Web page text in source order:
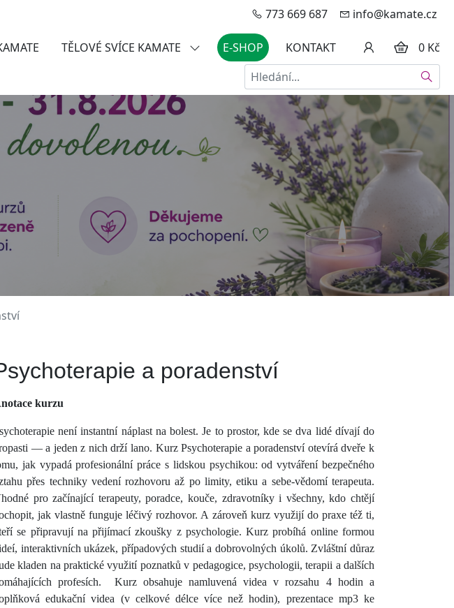
773 669 687 info@kamate.cz
TĚLOVÉ SVÍCE KAMATE E-SHOP KONTAKT
0 Kč
Hledat
a poradenství
kurzu
není instantní náplast na bolest. Je to prostor, kde se dva lidé dívají do
— a jeden z nich drží lano. Kurz Psychoterapie a poradenství otevírá dveře k
jak vypadá profesionální práce s lidskou psychikou: od vytváření bezpečného
přes techniky vedení rozhovoru až po limity, etiku a sebe-vědomí terapeuta.
pro začínající terapeuty, poradce, kouče, zdravotníky i všechny, kdo chtějí
jak vlastně funguje léčivý rozhovor. A zároveň kurz využijí do praxe též ti,
se připravují na přijímací zkoušky z psychologie.Kurz probíhá online formou
interaktivních ukázek, případových studií a dobrovolných úkolů. Zvláštní důraz
kladen na praktické využití poznatků v pedagogice, psychologii, terapii a dalších
profesích.
Kurz obsahuje namluvená videa v rozsahu 4 hodin a
edukační videa (v celkové délce více než hodin), prezentace mp3 ke